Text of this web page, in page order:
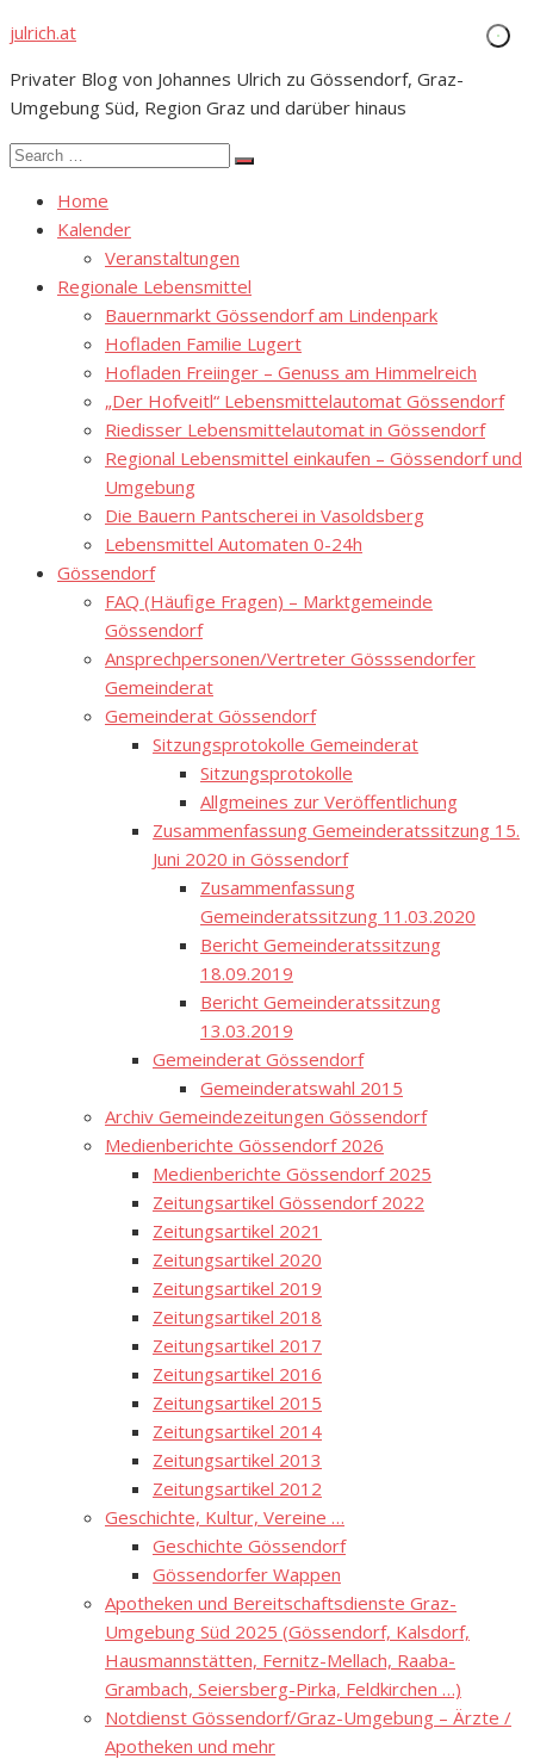
Skip
content
julrich.at
Privater Blog von Johannes Ulrich zu Gössendorf, Graz-
Umgebung Süd, Region Graz und darüber hinaus
Search
Search
Home
Kalender
Veranstaltungen
Regionale Lebensmittel
Bauernmarkt Gössendorf am Lindenpark
Hofladen Familie Lugert
Hofladen Freiinger – Genuss am Himmelreich
„Der Hofveitl“ Lebensmittelautomat Gössendorf
Riedisser Lebensmittelautomat in Gössendorf
Regional Lebensmittel einkaufen – Gössendorf und
Umgebung
Die Bauern Pantscherei in Vasoldsberg
Lebensmittel Automaten 0-24h
Gössendorf
FAQ (Häufige Fragen) – Marktgemeinde
Gössendorf
Ansprechpersonen/Vertreter Gösssendorfer
Gemeinderat
Gemeinderat Gössendorf
Sitzungsprotokolle Gemeinderat
Sitzungsprotokolle
Allgmeines zur Veröffentlichung
Zusammenfassung Gemeinderatssitzung 15.
Juni 2020 in Gössendorf
Zusammenfassung
Gemeinderatssitzung 11.03.2020
Bericht Gemeinderatssitzung
18.09.2019
Bericht Gemeinderatssitzung
13.03.2019
Gemeinderat Gössendorf
Gemeinderatswahl 2015
Archiv Gemeindezeitungen Gössendorf
Medienberichte Gössendorf 2026
Medienberichte Gössendorf 2025
Zeitungsartikel Gössendorf 2022
Zeitungsartikel 2021
Zeitungsartikel 2020
Zeitungsartikel 2019
Zeitungsartikel 2018
Zeitungsartikel 2017
Zeitungsartikel 2016
Zeitungsartikel 2015
Zeitungsartikel 2014
Zeitungsartikel 2013
Zeitungsartikel 2012
Geschichte, Kultur, Vereine …
Geschichte Gössendorf
Gössendorfer Wappen
Apotheken und Bereitschaftsdienste Graz-
Umgebung Süd 2025 (Gössendorf, Kalsdorf,
Hausmannstätten, Fernitz-Mellach, Raaba-
Grambach, Seiersberg-Pirka, Feldkirchen …)
Notdienst Gössendorf/Graz-Umgebung – Ärzte /
Apotheken und mehr